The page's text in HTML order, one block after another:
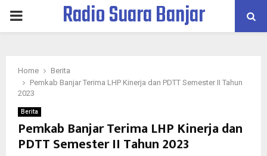
PRIMARYRadio Suara Banjar
Home
Berita
Pemkab Banjar Terima LHP Kinerja dan PDTT Semester II Tahun
2023
Berita
Pemkab Banjar Terima LHP Kinerja dan
PDTT Semester II Tahun 2023